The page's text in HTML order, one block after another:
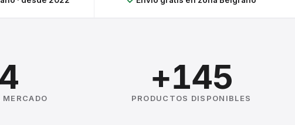
MERCADO
+145
PRODUCTOS DISPONIBLES